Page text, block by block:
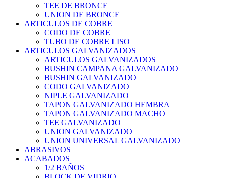
TEE DE BRONCE
UNION DE BRONCE
ARTICULOS DE COBRE
CODO DE COBRE
TUBO DE COBRE LISO
ARTICULOS GALVANIZADOS
ARTICULOS GALVANIZADOS
BUSHIN CAMPANA GALVANIZADO
BUSHIN GALVANIZADO
CODO GALVANIZADO
NIPLE GALVANIZADO
TAPON GALVANIZADO HEMBRA
TAPON GALVANIZADO MACHO
TEE GALVANIZADO
UNION GALVANIZADO
UNION UNIVERSAL GALVANIZADO
ABRASIVOS
ACABADOS
1/2 BAÑOS